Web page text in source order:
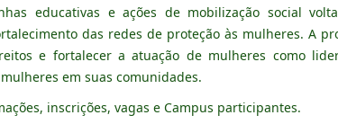
educativas e ações de mobilização social
das redes de proteção às mulheres. A
e fortalecer a atuação de mulheres como
em suas comunidades.
inscrições, vagas e Campus participantes.